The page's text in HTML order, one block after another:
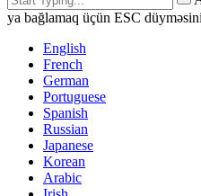
ya bağlamaq üçün ESC düyməsini
English
French
German
Portuguese
Spanish
Russian
Japanese
Korean
Arabic